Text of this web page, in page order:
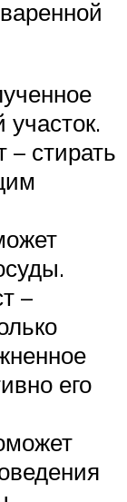
– стирать
–
его